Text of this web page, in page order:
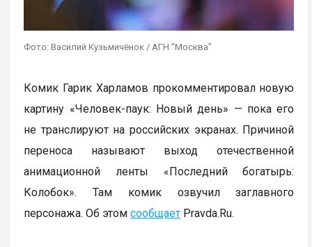
Фото: Василий Кузьмичёнок / АГН "Москва"
Комик Гарик Харламов прокомментировал новую
картину «Человек-паук: Новый день» — пока его
не транслируют на российских экранах. Причиной
переноса называют выход отечественной
анимационной ленты «Последний богатырь:
Колобок». Там комик озвучил заглавного
персонажа. Об этомсообщает Pravda.Ru.